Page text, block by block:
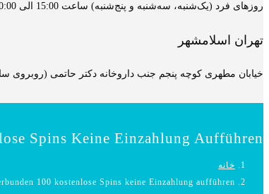
روزهای فرد (یک‌شنبه، سه‌شنبه و پنج‌شنبه) ساعت 15:00 الی 20:00
تهران اسلامشهر
خیابان مطهری کوچه پنجم جنب داروخانه دکتر حاتمی (روبروی
Spins Keine Einzahlung Aufführen
خانه
100 kostenlose Spins keine Einzahlung aufführen